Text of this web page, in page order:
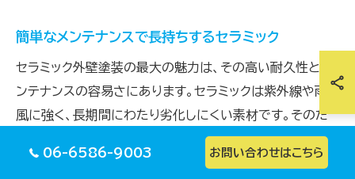
簡単なメンテナンスで長持ちするセラミック
セラミック外壁塗装の最大の魅力は、その高い耐久性とメ
ンテナンスの容易さにあります。セラミックは紫外線や雨
風に強く、長期間にわたり劣化しにくい素材です。そのた
め、簡単なメンテナンスで美しい外観を維持することがで
きます。例えば、定期的な高圧洗浄や中性洗剤を用いたク
06-6586-9003 お問い合わせはこちら